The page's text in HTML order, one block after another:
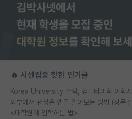
🔥 시선집중 핫한 인기글
외부에서 괜찮은 랩을 알아보는 방법 (장문
<대학원에 입학하는 법>